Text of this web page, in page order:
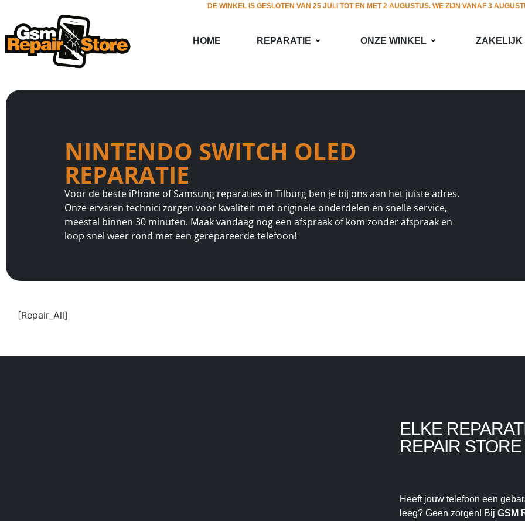
DE WINKEL IS GESLOTEN VAN 25 JULI TOT EN MET 2 AUGUSTUS. WE ZIJN VANAF 3
HOME REPARATIE ONZE WINKEL ZAKELIJK
NINTENDO SWITCH OLED
REPARATIE
Voor de beste iPhone of Samsung reparaties in Tilburg ben je bij ons aan het juiste adres.
Onze ervaren technici zorgen voor kwaliteit met originele onderdelen en snelle service,
meestal binnen 30 minuten. Maak vandaag nog een afspraak of kom zonder afspraak en
loop snel weer rond met een gerepareerde telefoon!
[Repair_All]
ELKE
REPAIR STORE
Heeft jouw telefoon een
leeg? Geen zorgen! Bij GSM